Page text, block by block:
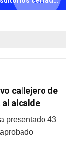
callejero de
al alcalde
presentado 43